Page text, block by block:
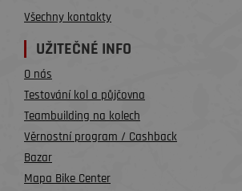
Všechny kontakty
UŽITEČNÉ INFO
O nás
Testování kol a půjčovna
Teambuilding na kolech
Věrnostní program / Cashback
Bazar
Mapa Bike Center